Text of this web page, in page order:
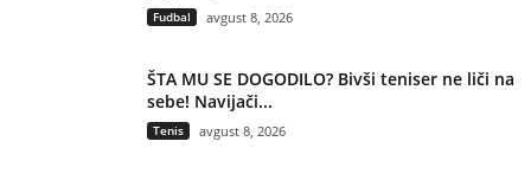
Fudbal avgust 8, 2026
ŠTA MU SE DOGODILO? Bivši teniser ne liči na
sebe! Navijači...
Tenis avgust 8, 2026